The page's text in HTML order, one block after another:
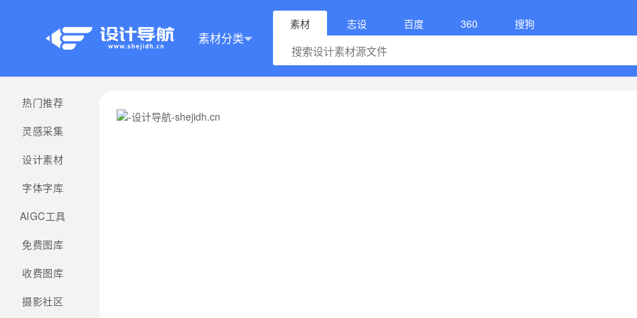
素材分类
素材 志设 百度 360 搜狗
热门推荐
灵感采集
设计素材
字体字库
AIGC工具
免费图库
收费图库
摄影社区